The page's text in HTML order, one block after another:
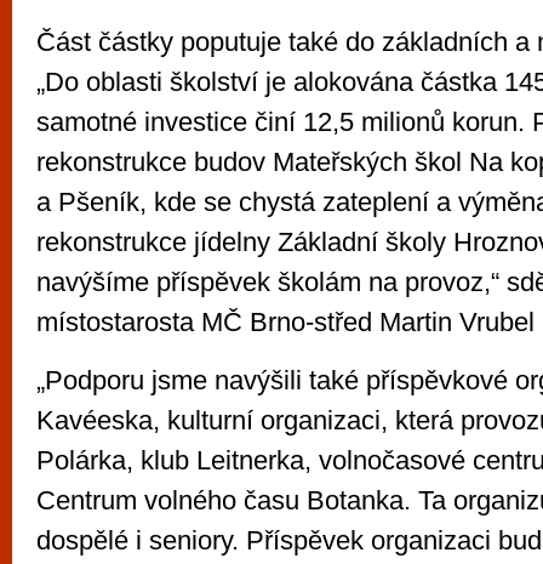
Část částky poputuje také do základních a
„Do oblasti školství je alokována částka
samotné investice činí 12,5 milionů korun.
rekonstrukce budov Mateřských škol Na
a Pšeník, kde se chystá zateplení a
rekonstrukce jídelny Základní školy
navýšíme příspěvek školám na provoz,“
místostarosta MČ Brno-střed Martin
„Podporu jsme navýšili také příspěvkové
Kavéeska, kulturní organizaci, která
Polárka, klub Leitnerka, volnočasové
Centrum volného času Botanka. Ta
dospělé i seniory. Příspěvek organizaci